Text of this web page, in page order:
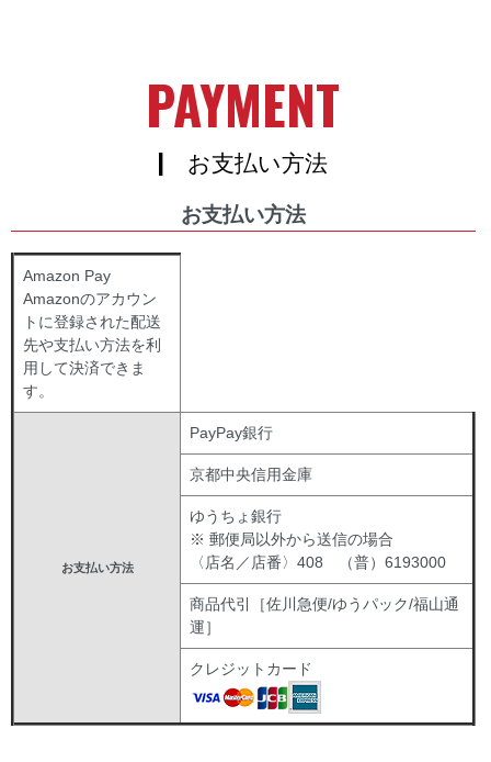
PAYMENT
| お支払い方法
お支払い方法
Amazon Pay
Amazonのアカウン
トに登録された配送
先や支払い方法を利
用して決済できま
す。
お支払い方法
PayPay銀行
京都中央信用金庫
ゆうちょ銀行
※ 郵便局以外から送信の場合
〈店名／店番〉408 （普）6193000
商品代引［佐川急便/ゆうパック/福山通
運］
クレジットカード